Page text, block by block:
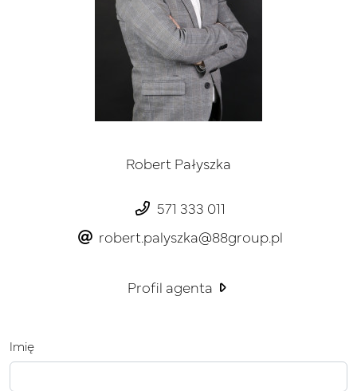
Robert Pałyszka
571 333 011
robert.palyszka@88group.pl
Profil agenta
Imię